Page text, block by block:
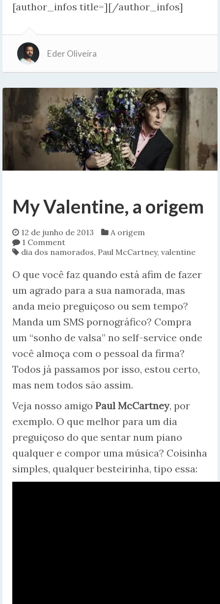
[author_infos title=][/author_infos]
Eder Oliveira
My Valentine, a origem
12 de junho de 2013
A origem
1 Comment
dia dos namorados, Paul McCartney, valentine
O que você faz quando está afim de fazer
um agrado para a sua namorada, mas
anda meio preguiçoso ou sem tempo?
Manda um SMS pornográfico? Compra
um “sonho de valsa” no self-service onde
você almoça com o pessoal da firma?
Todos já passamos por isso, estou certo,
mas nem todos são assim.
Veja nosso amigo Paul McCartney, por
exemplo. O que melhor para um dia
preguiçoso do que sentar num piano
qualquer e compor uma música? Coisinha
simples, qualquer besteirinha, tipo essa: